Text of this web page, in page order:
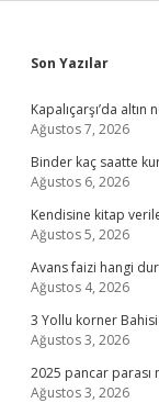
Sidebar
Son Yazılar
Kapalıçarşı’da
Ağustos 7, 2026
Binder kaç saatte
Ağustos 6, 2026
Kendisine kitap
Ağustos 5, 2026
Avans faizi hangi
Ağustos 4, 2026
3 Yollu korner
Ağustos 3, 2026
2025 pancar parası
Ağustos 3, 2026